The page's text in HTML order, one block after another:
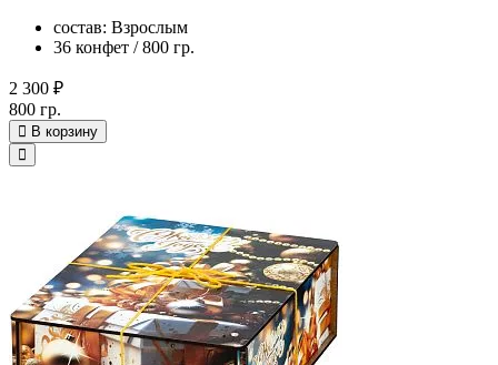
состав: Взрослым
36 конфет / 800 гр.
2 300 ₽
800 гр.
В корзину